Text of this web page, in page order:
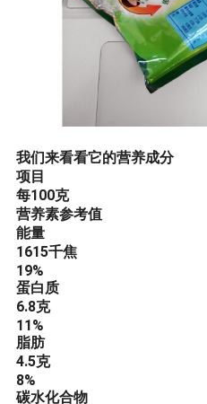
我们来看看它的营养成分
项目
每100克
营养素参考值
能量
1615千焦
19%
蛋白质
6.8克
11%
脂肪
4.5克
8%
碳水化合物